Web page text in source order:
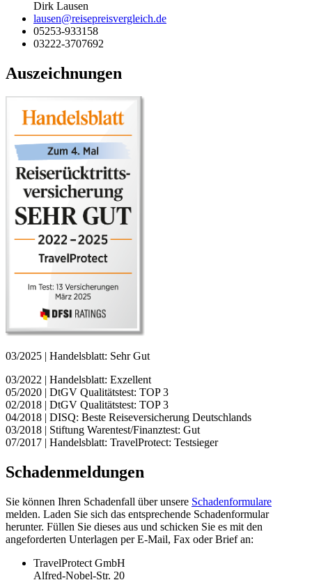
Dirk Lausen
lausen@reisepreisvergleich.de
05253-933158
03222-3707692
Auszeichnungen
03/2025 | Handelsblatt: Sehr Gut
03/2022 | Handelsblatt: Exzellent
05/2020 | DtGV Qualitätstest: TOP 3
02/2018 | DtGV Qualitätstest: TOP 3
04/2018 | DISQ: Beste Reiseversicherung Deutschlands
03/2018 | Stiftung Warentest/Finanztest: Gut
07/2017 | Handelsblatt: TravelProtect: Testsieger
Schadenmeldungen
Sie können Ihren Schadenfall über unsere Schadenformulare
melden. Laden Sie sich das entsprechende Schadenformular
herunter. Füllen Sie dieses aus und schicken Sie es mit den
angeforderten Unterlagen per E-Mail, Fax oder Brief an:
TravelProtect GmbH
Alfred-Nobel-Str. 20